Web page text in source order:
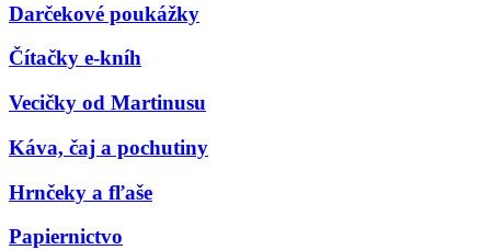
Darčekové poukážky
Čítačky e-kníh
Vecičky od Martinusu
Káva, čaj a pochutiny
Hrnčeky a fľaše
Papiernictvo